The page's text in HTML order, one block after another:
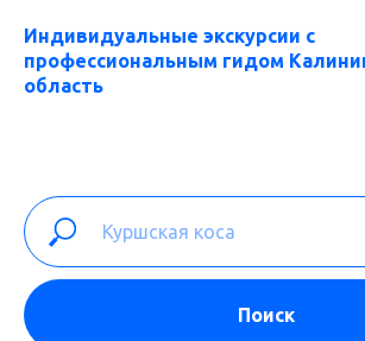
Индивидуальные экскурсии с
профессиональным гидом
область
Поиск